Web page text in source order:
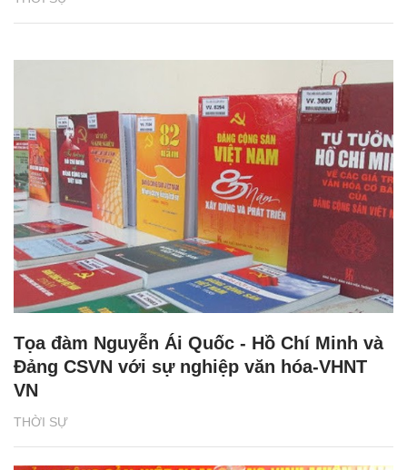
THỜI SỰ
Tọa đàm Nguyễn Ái Quốc - Hồ Chí Minh và
Đảng CSVN với sự nghiệp văn hóa-VHNT
VN